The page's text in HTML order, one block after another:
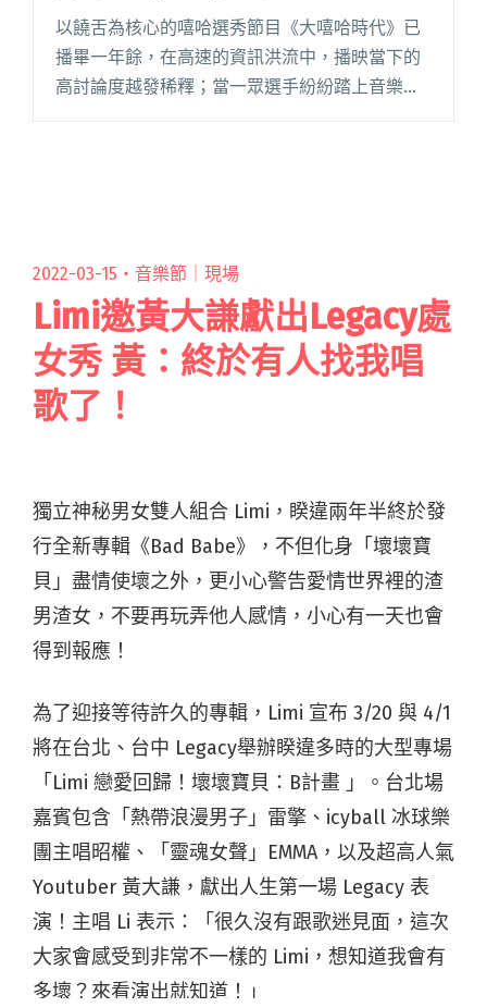
腦Macdella擔綱製作
以饒舌為核心的嘻哈選秀節目《大嘻哈時代》已
播畢一年餘，在高速的資訊洪流中，播映當下的
高討論度越發稀釋；當一眾選手紛紛踏上音樂圈
2022-03-15・ 音樂節｜現場
Limi邀黃大謙獻出Legacy處
女秀 黃：終於有人找我唱
歌了！
獨立神秘男女雙人組合 Limi，睽違兩年半終於發
行全新專輯《Bad Babe》，不但化身「壞壞寶
貝」盡情使壞之外，更小心警告愛情世界裡的渣
男渣女，不要再玩弄他人感情，小心有一天也會
得到報應！
為了迎接等待許久的專輯，Limi 宣布 3/20 與 4/1
將在台北、台中 Legacy舉辦睽違多時的大型專場
「Limi 戀愛回歸！壞壞寶貝：B計畫 」。台北場
嘉賓包含「熱帶浪漫男子」雷擎、icyball 冰球樂
團主唱昭權、「靈魂女聲」EMMA，以及超高人氣
Youtuber 黃大謙，獻出人生第一場 Legacy 表
演！主唱 Li 表示：「很久沒有跟歌迷見面，這次
大家會感受到非常不一樣的 Limi，想知道我會有
多壞？來看演出就知道！」